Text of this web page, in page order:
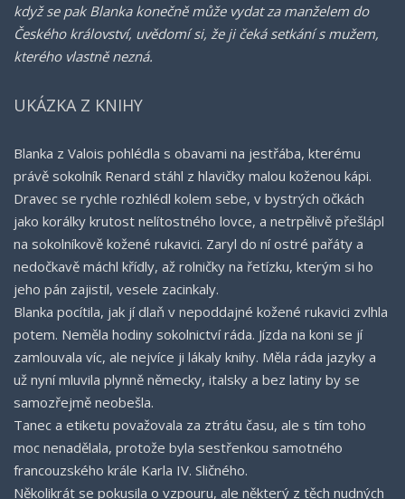
když se pak Blanka konečně může vydat za manželem do
Českého království, uvědomí si, že ji čeká setkání s mužem,
kterého vlastně nezná.
UKÁZKA Z KNIHY
Blanka z Valois pohlédla s obavami na jestřába, kterému
právě sokolník Renard stáhl z hlavičky malou koženou kápi.
Dravec se rychle rozhlédl kolem sebe, v bystrých očkách
jako korálky krutost nelítostného lovce, a netrpělivě přešlápl
na sokolníkově kožené rukavici. Zaryl do ní ostré pařáty a
nedočkavě máchl křídly, až rolničky na řetízku, kterým si ho
jeho pán zajistil, vesele zacinkaly.
Blanka pocítila, jak jí dlaň v nepoddajné kožené rukavici zvlhla
potem. Neměla hodiny sokolnictví ráda. Jízda na koni se jí
zamlouvala víc, ale nejvíce ji lákaly knihy. Měla ráda jazyky a
už nyní mluvila plynně německy, italsky a bez latiny by se
samozřejmě neobešla.
Tanec a etiketu považovala za ztrátu času, ale s tím toho
moc nenadělala, protože byla sestřenkou samotného
francouzského krále Karla IV. Sličného.
Několikrát se pokusila o vzpouru, ale některý z těch nudných